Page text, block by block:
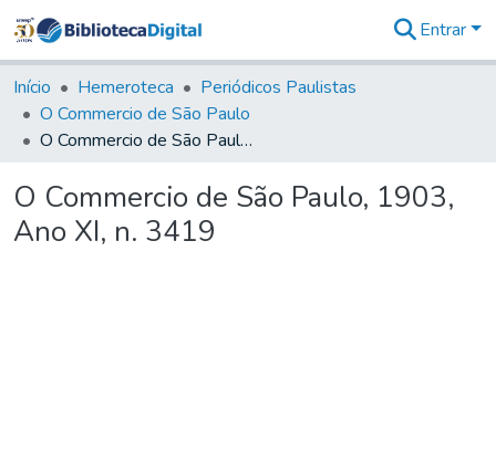
&
Coleções
Tudo na
Biblioteca
Estatísticas
Entrar
Início Hemeroteca
Periódicos Paulistas
O Commercio de São Paulo
O Commercio de São Paulo, 1903, Ano XI, n. 3419
O Commercio de São Paulo, 1903,
Ano XI, n. 3419